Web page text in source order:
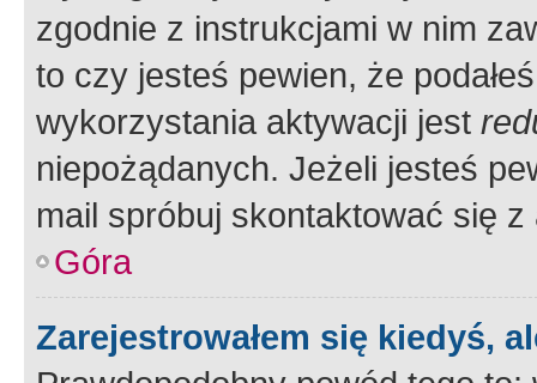
zgodnie z instrukcjami w nim
to czy jesteś pewien, że
wykorzystania aktywacji jest
niepożądanych. Jeżeli jesteś
mail spróbuj skontaktować się
Góra
Zarejestrowałem się kiedyś,